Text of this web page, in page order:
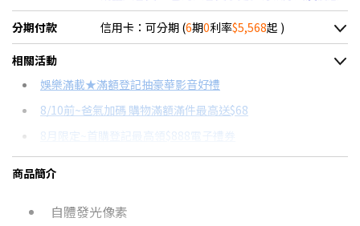
分期付款 信用卡：可分期 (6期0利率$5,568起 )
＊實際可分期數、適用利率，請以購物車顯示為主
信用卡分期
分期數
6期 0利率
12期
每期金額 配合銀行/業者
相關活動
娛樂滿載★滿額登記抽豪華影音好禮
8/10前~爸氣加碼 購物滿額滿件最高送$68
8月限定~首購登記最高領$888電子禮券
8/15前~指定購物滿額最高回饋25%
更多信用卡分期0利率滿額享回饋
商品簡介
自體發光像素